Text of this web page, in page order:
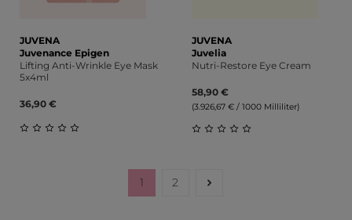
JUVENA
Juvenance Epigen
Lifting Anti-Wrinkle Eye Mask
5x4ml
36,90 €
JUVENA
Juvelia
Nutri-Restore Eye Cream
58,90 €
(3.926,67 € / 1000 Milliliter)
Seite
1 Seite
2